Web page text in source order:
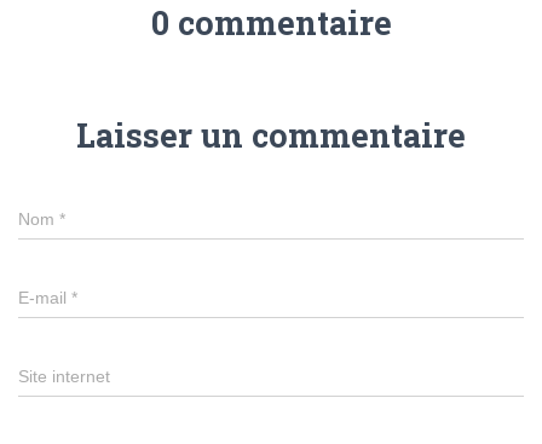
0 commentaire
Laisser un commentaire
Nom *
E-mail *
Site internet